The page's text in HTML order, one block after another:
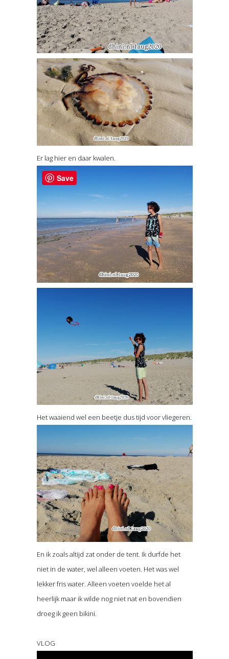
Er lag hier en daar kwalen.
Het waaiend wel een beetje dus tijd voor vliegeren.
En ik zoals altijd zat onder de tent. Ik durfde het
niet in de water, wel alleen voeten. Het was wel
lekker fris water. Alleen voeten voelde het al
heerlijk maar ik wilde nog niet nat en bovendien
droeg ik geen bikini.
VLOG
Save